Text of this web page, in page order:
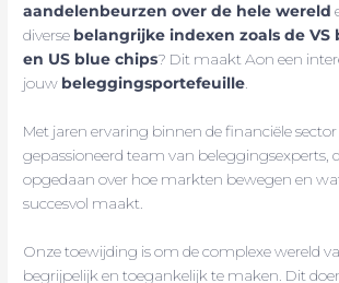
aandelenbeurzen over de hele wereld
diverse belangrijke indexen zoals de VS
en US blue chips? Dit maakt Aon een
jouw beleggingsportefeuille
Met jaren ervaring binnen de financiële
gepassioneerd team van beleggingsexperts,
opgedaan over hoe markten bewegen en
succesvol maakt.
Onze toewijding is om de complexe wereld
begrijpelijk en toegankelijk te maken. Dit